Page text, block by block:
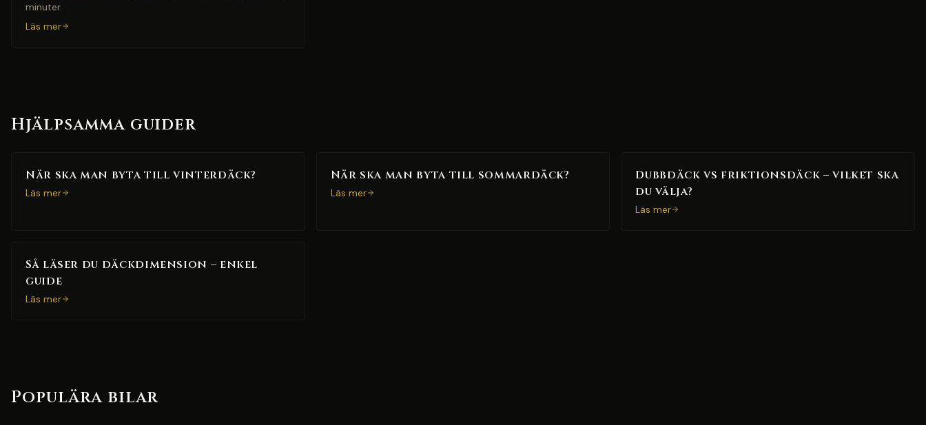
minuter.
Läs mer
Hjälpsamma guider
När ska man byta till vinterdäck?
Läs mer
När ska man byta till sommardäck?
Läs mer
Dubbdäck vs friktionsdäck – vilket ska
du välja?
Läs mer
Så läser du däckdimension – enkel
guide
Läs mer
Populära bilar